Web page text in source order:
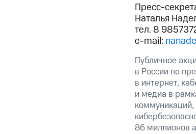
Пресс-
Наталья
тел. 8
e-mail:
Публичное
в России по
в интернет,
и медиа в
86 миллионов